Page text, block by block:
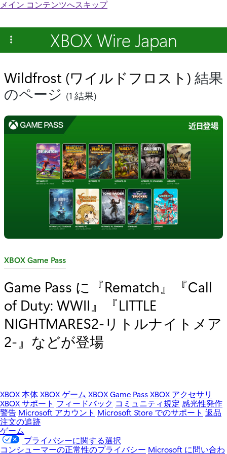
メイン コンテンツへスキップ
XBOX Wire Japan
Wildfrost (ワイルドフロスト) 結果
のページ (1 結果)
カ
ゴ
XBOX Game Pass
Game Pass に『Rematch』『Call
of Duty: WWII』『LITTLE
NIGHTMARES2-リトルナイトメア
2-』などが登場
XBOX 本体XBOX ゲーム XBOX Game PassXBOX アクセサリ
XBOX サポート フィードバック コミュニティ規定 感光性発作
警告 Microsoft アカウント Microsoft Store でのサポート 返品
注文の追跡
ゲーム
プライバシーに関する選択
コンシューマーの正常性のプライバシー Microsoft に問い合わ